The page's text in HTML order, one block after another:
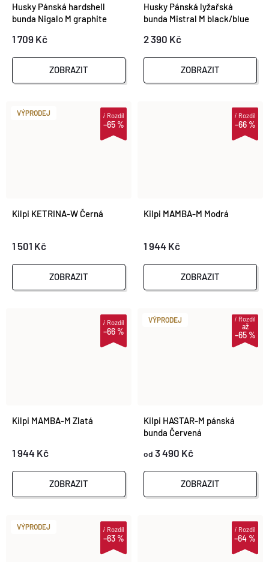
Husky Pánská hardshell
bunda Nigalo M graphite
1 709 Kč
ZOBRAZIT
Husky Pánská lyžařská
bunda Mistral M black/blue
2 390 Kč
ZOBRAZIT
VÝPRODEJ
–65 %
iRozdíl
Kilpi KETRINA-W Černá
1 501 Kč
ZOBRAZIT
–66 %
iRozdíl
Kilpi MAMBA-M Modrá
1 944 Kč
ZOBRAZIT
–66 %
iRozdíl
Kilpi MAMBA-M Zlatá
1 944 Kč
ZOBRAZIT
VÝPRODEJ
až
–65 %
iRozdíl
Kilpi HASTAR-M pánská
bunda Červená
od 3 490 Kč
ZOBRAZIT
VÝPRODEJ
–63 %
iRozdíl
–64 %
iRozdíl